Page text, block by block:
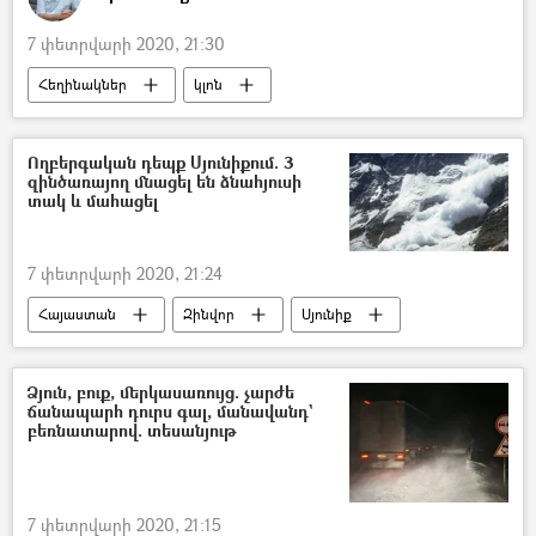
7 փետրվարի 2020, 21:30
Հեղինակներ
կլոն
Վլադիմիր Իլյիչ Լենին
ԱՄՆ
5 րոպե Դուլյանի հետ
Ողբերգական դեպք Սյունիքում. 3
զինծառայող մնացել են ձնահյուսի
տակ և մահացել
7 փետրվարի 2020, 21:24
Հայաստան Զինվոր
Սյունիք
ձյուն
Մահ Վիրավոր
Ձյուն, բուք, մերկասառույց. չարժե
ճանապարհ դուրս գալ, մանավանդ`
բեռնատարով. տեսանյութ
7 փետրվարի 2020, 21:15